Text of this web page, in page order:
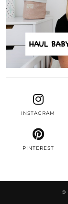
INSTAGRAM
PINTEREST
©